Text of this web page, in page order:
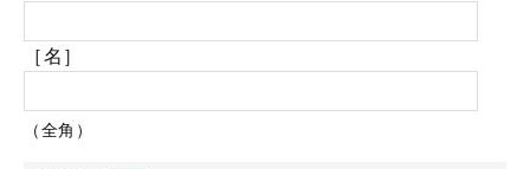
［名］
（全角）